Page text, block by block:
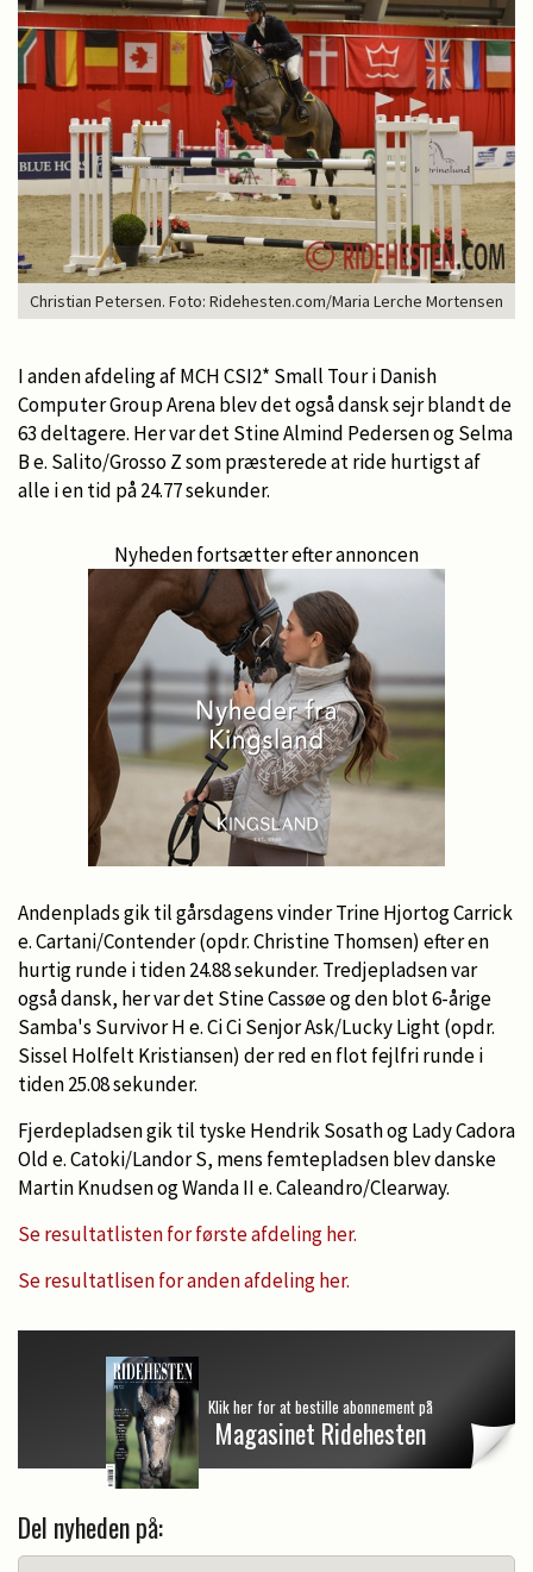
Christian Petersen. Foto: Ridehesten.com/Maria Lerche Mortensen
I anden afdeling af MCH CSI2* Small Tour i Danish
Computer Group Arena blev det også dansk sejr blandt de
63 deltagere. Her var det Stine Almind Pedersen og Selma
B e. Salito/Grosso Z som præsterede at ride hurtigst af
alle i en tid på 24.77 sekunder.
Nyheden fortsætter efter annoncen
Andenplads gik til gårsdagens vinder Trine Hjortog Carrick
e. Cartani/Contender (opdr. Christine Thomsen) efter en
hurtig runde i tiden 24.88 sekunder. Tredjepladsen var
også dansk, her var det Stine Cassøe og den blot 6-årige
Samba's Survivor H e. Ci Ci Senjor Ask/Lucky Light (opdr.
Sissel Holfelt Kristiansen) der red en flot fejlfri runde i
tiden 25.08 sekunder.
Fjerdepladsen gik til tyske Hendrik Sosath og Lady Cadora
Old e. Catoki/Landor S, mens femtepladsen blev danske
Martin Knudsen og Wanda II e. Caleandro/Clearway.
Se resultatlisten for første afdeling her.
Se resultatlisen for anden afdeling her.
Klik her for at bestille abonnement på
Magasinet Ridehesten
Del nyheden på: